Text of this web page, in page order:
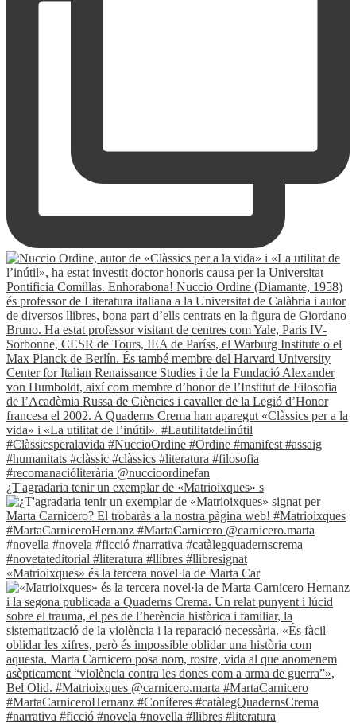
¿T'agradaria tenir un exemplar de «Matrioixques» s
«Matrioixques» és la tercera novel·la de Marta Car